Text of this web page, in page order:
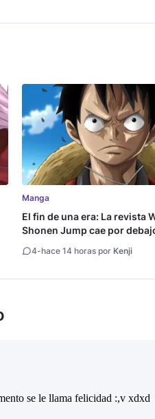
Manga
El fin de una era: La revista
Shonen Jump cae por
4-hace 14 horas por Kenji